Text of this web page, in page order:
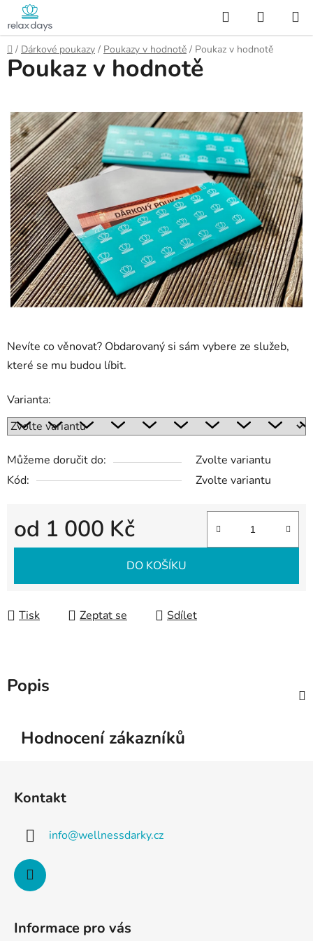
Přejít
na
obsah
Hledat
KOŠÍK
Domů
/ Dárkové poukazy / Poukazy v hodnotě / Poukaz v hodnotě
Nevíte co věnovat? Obdarovaný si sám vybere ze služeb,
které se mu budou líbit.
Varianta:
Můžeme doručit do:
Zvolte variantu
Kód:
Zvolte variantu
od 1 000 Kč
Měrná cena:
DO KOŠÍKU
Tisk Zeptat se Sdílet
Poukaz v hodnotě
Popis
Hodnocení zákazníků
Kontakt
info@wellnessdarky.cz
Informace pro vás